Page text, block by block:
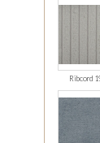
Ribcord